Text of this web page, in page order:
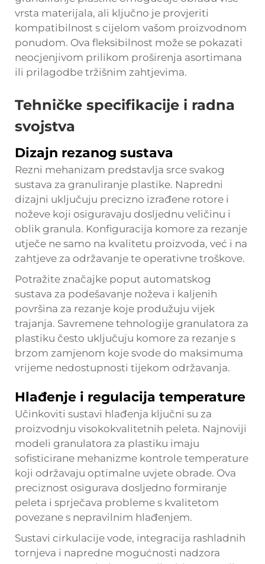
vrsta materijala, ali ključno je provjeriti
kompatibilnost s cijelom vašom proizvodnom
ponudom. Ova fleksibilnost može se pokazati
neocjenjivom prilikom proširenja asortimana
ili prilagodbe tržišnim zahtjevima.
Tehničke specifikacije i radna
svojstva
Dizajn rezanog sustava
Rezni mehanizam predstavlja srce svakog
sustava za granuliranje plastike. Napredni
dizajni uključuju precizno izrađene rotore i
noževe koji osiguravaju dosljednu veličinu i
oblik granula. Konfiguracija komore za rezanje
utječe ne samo na kvalitetu proizvoda, već i na
zahtjeve za održavanje te operativne troškove.
Potražite značajke poput automatskog
sustava za podešavanje noževa i kaljenih
površina za rezanje koje produžuju vijek
trajanja. Savremene tehnologije granulatora za
plastiku često uključuju komore za rezanje s
brzom zamjenom koje svode do maksimuma
vrijeme nedostupnosti tijekom održavanja.
Hlađenje i regulacija temperature
Učinkoviti sustavi hlađenja ključni su za
proizvodnju visokokvalitetnih peleta. Najnoviji
modeli granulatora za plastiku imaju
sofisticirane mehanizme kontrole temperature
koji održavaju optimalne uvjete obrade. Ova
preciznost osigurava dosljedno formiranje
peleta i sprječava probleme s kvalitetom
povezane s nepravilnim hlađenjem.
Sustavi cirkulacije vode, integracija rashladnih
tornjeva i napredne mogućnosti nadzora